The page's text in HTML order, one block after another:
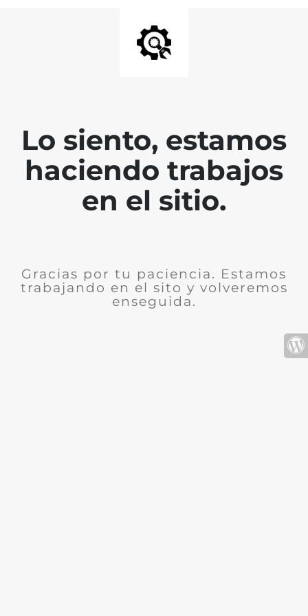
Lo siento, estamos
haciendo trabajos
en el sitio.
Gracias por tu paciencia. Estamos
trabajando en el sito y volveremos
enseguida.